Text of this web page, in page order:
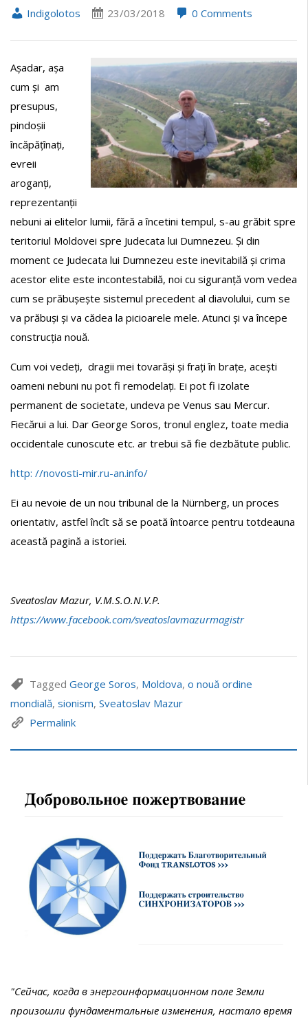
Indigolotos 23/03/2018 0 Comments
Așadar, așa
cum și am
presupus,
pindoșii
încăpățînați,
evreii
aroganți,
reprezentanții
nebuni ai elitelor lumii, fără a încetini tempul, s-au grăbit spre
teritoriul Moldovei spre Judecata lui Dumnezeu. Și din
moment ce Judecata lui Dumnezeu este inevitabilă și crima
acestor elite este incontestabilă, noi cu siguranță vom vedea
cum se prăbușește sistemul precedent al diavolului, cum se
va prăbuși și va cădea la picioarele mele. Atunci și va începe
construcția nouă.
Cum voi vedeți, dragii mei tovarăși și frați în brațe, acești
oameni nebuni nu pot fi remodelați. Ei pot fi izolate
permanent de societate, undeva pe Venus sau Mercur.
Fiecărui a lui. Dar George Soros, tronul englez, toate media
occidentale cunoscute etc. ar trebui să fie dezbătute public.
http: //novosti-mir.ru-an.info/
Ei au nevoie de un nou tribunal de la Nürnberg, un proces
orientativ, astfel încît să se poată întoarce pentru totdeauna
această pagină a istoriei.
Sveatoslav Mazur, V.M.S.O.N.V.P.
https://www.facebook.com/sveatoslavmazurmagistr
Tagged George Soros, Moldova, o nouă ordine
mondială, sionism, Sveatoslav Mazur
Permalink
"Сейчас, когда в энергоинформационном поле Земли
произошли фундаментальные изменения, настало время